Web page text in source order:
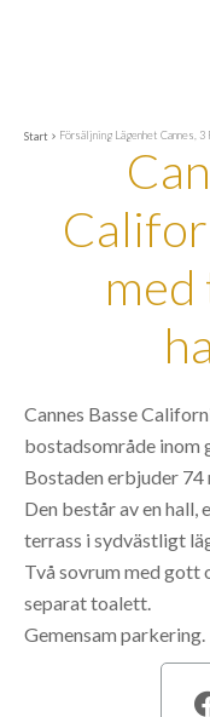
Start Försäljning Lägenhet Cannes, 3
med
Cannes Basse
bostadsområde inom
Bostaden erbjuder 74
Den består av en
terrass i sydvästligt
Två sovrum med gott
separat toalett.
Gemensam parkering.